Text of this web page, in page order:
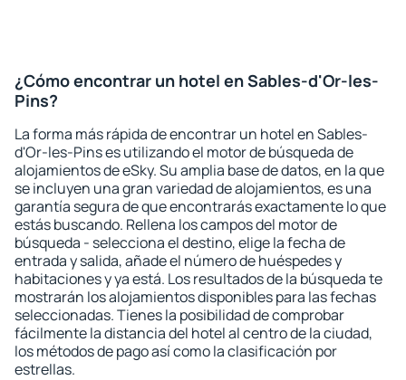
¿Cómo encontrar un hotel en Sables-d'Or-les-
Pins?
La forma más rápida de encontrar un hotel en Sables-
d'Or-les-Pins es utilizando el motor de búsqueda de
alojamientos de eSky. Su amplia base de datos, en la que
se incluyen una gran variedad de alojamientos, es una
garantía segura de que encontrarás exactamente lo que
estás buscando. Rellena los campos del motor de
búsqueda - selecciona el destino, elige la fecha de
entrada y salida, añade el número de huéspedes y
habitaciones y ya está. Los resultados de la búsqueda te
mostrarán los alojamientos disponibles para las fechas
seleccionadas. Tienes la posibilidad de comprobar
fácilmente la distancia del hotel al centro de la ciudad,
los métodos de pago así como la clasificación por
estrellas.